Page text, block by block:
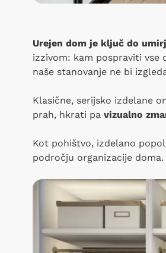
Urejen dom je ključ do
izzivom: kam pospraviti vse
naše stanovanje ne bi
Klasične, serijsko izdelane
prah, hkrati pa vizualno
Kot pohištvo, izdelano
področju organizacije